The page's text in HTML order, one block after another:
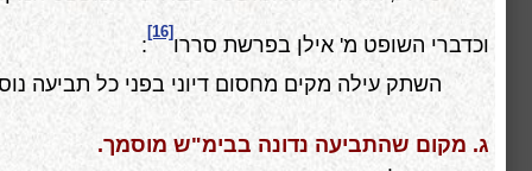
וכדברי השופט מ' אילן בפרשת סררו
[16]
:
השתק עילה מקים מחסום דיוני בפני כל תביעה
ג. מקום שהתביעה נדונה בבימ"ש מוסמך.